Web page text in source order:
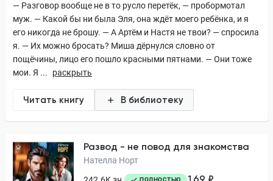
— Разговор вообще не в то русло перетёк, — пробормотал
муж. — Какой бы ни была Эля, она ждёт моего ребёнка, и я
его никогда не брошу. — А Артём и Настя не твои? — спросила
я. — Их можно бросать? Миша дёрнулся словно от
пощёчины, лицо его пошло красными пятнами. — Они тоже
мои. Я ...
раскрыть
Читать книгу В библиотеку
Развод - не повод для знакомства
Нателла Норт
ПОЛНОСТЬЮ